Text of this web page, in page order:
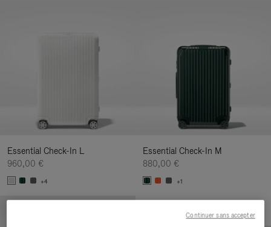
Essential Check-In L
960,00 €
+4
Essential Check-In M
880,00 €
+1
Continuer sans accepter